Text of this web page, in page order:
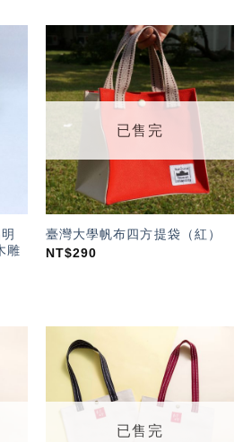
雕
加入
「願
望輕
已售完
臺灣大學帆布四方提袋（紅）
NT$290
加入
望輕
單」
已售完